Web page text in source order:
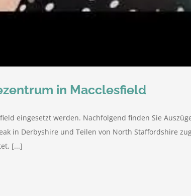
in Macclesfield
eingesetzt werden. Nachfolgend finden Sie
in Derbyshire und Teilen von North Staffordshire
[...]